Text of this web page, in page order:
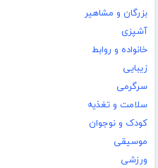
بزرگان و مشاهیر
آشپزی
خانواده و روابط
زیبایی
سرگرمی
سلامت و تغذیه
کودک و نوجوان
موسیقی
ورزشی